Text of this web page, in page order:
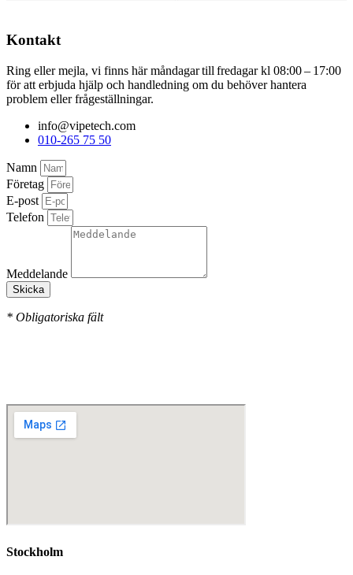
Kontakt
Ring eller mejla, vi finns här måndagar till fredagar kl 08:00 – 17:00
för att erbjuda hjälp och handledning om du behöver hantera
problem eller frågeställningar.
info@vipetech.com
010-265 75 50
Namn
Företag
E-post
Telefon
Meddelande
Skicka
* Obligatoriska fält
Stockholm